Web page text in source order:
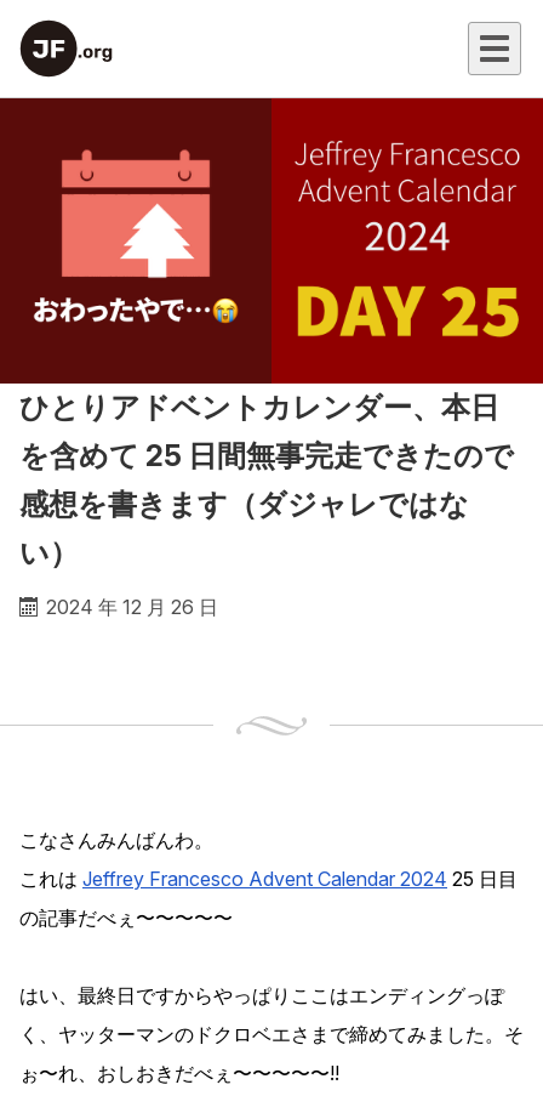
ひとりアドベントカレンダー、本日
を含めて 25 日間無事完走できたので
感想を書きます（ダジャレではな
い）
2024 年 12 月 26 日
こなさんみんばんわ。
これは Jeffrey Francesco Advent Calendar 2024 25 日目
の記事だべぇ〜〜〜〜〜
はい、最終日ですからやっぱりここはエンディングっぽ
く、ヤッターマンのドクロベエさまで締めてみました。そ
ぉ〜れ、おしおきだべぇ〜〜〜〜〜!!